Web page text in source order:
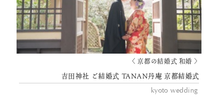
〈 京都の結婚式 和婚 〉
吉田神社 ご結婚式 TANAN丹庵 京都結婚式
kyoto wedding